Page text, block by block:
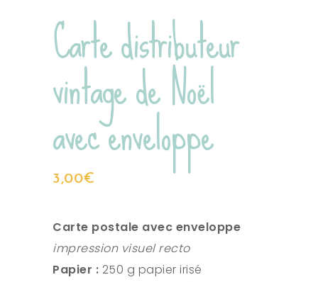
Carte distributeur
vintage de Noël
avec enveloppe
3,00€
Carte postale avec enveloppe
impression visuel recto
Papier : 250 g papier irisé